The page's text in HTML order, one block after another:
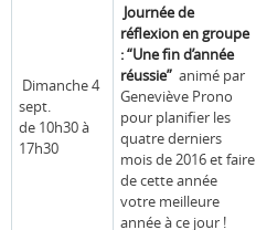
Dimanche 4
sept.
de 10h30 à
17h30
Journée de
réflexion en groupe
: “Une fin d’année
réussie” animé par
Geneviève Prono
pour planifier les
quatre derniers
mois de 2016 et faire
de cette année
votre meilleure
année à ce jour !